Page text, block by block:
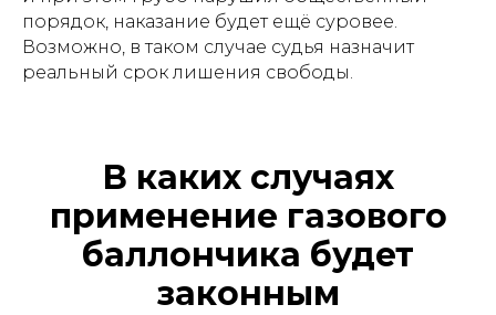
порядок, наказание будет ещё суровее.
Возможно, в таком случае судья назначит
реальный срок лишения свободы.
В каких случаях
применение газового
баллончика будет
законным